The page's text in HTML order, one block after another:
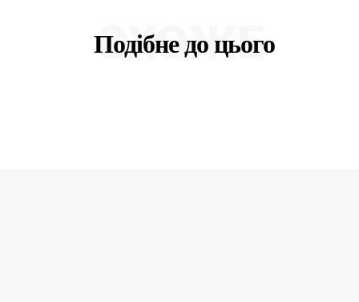
Подібне до цього
СХОЖЕ